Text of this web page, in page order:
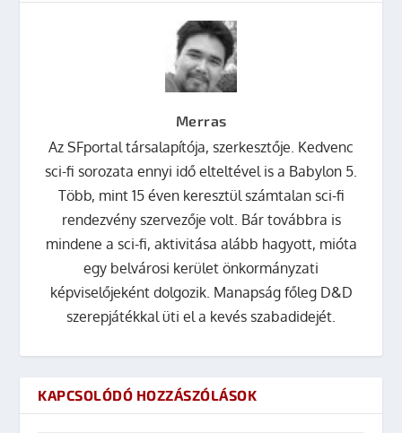
Merras
Az SFportal társalapítója, szerkesztője. Kedvenc
sci-fi sorozata ennyi idő elteltével is a Babylon 5.
Több, mint 15 éven keresztül számtalan sci-fi
rendezvény szervezője volt. Bár továbbra is
mindene a sci-fi, aktivitása alább hagyott, mióta
egy belvárosi kerület önkormányzati
képviselőjeként dolgozik. Manapság főleg D&D
szerepjátékkal üti el a kevés szabadidejét.
KAPCSOLÓDÓ HOZZÁSZÓLÁSOK